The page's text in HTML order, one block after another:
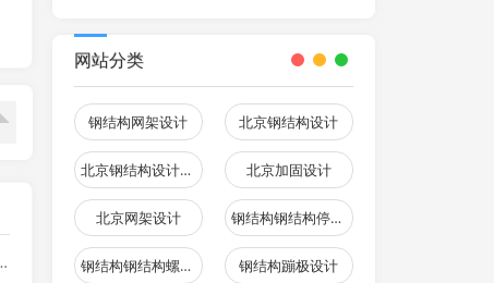
网站分类
钢结构网架设计 北京钢结构设计
北京钢结构设计问答 北京加固设计
北京网架设计 钢结构钢结构停车场设计
钢结构钢结构螺旋楼梯设计 钢结构蹦极设计